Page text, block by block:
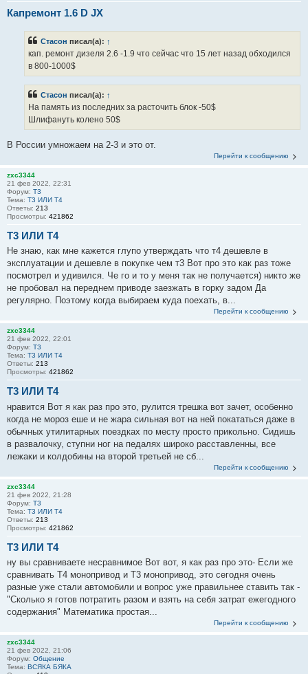
Капремонт 1.6 D JX
Стасон писал(а): ↑
кап. ремонт дизеля 2.6 -1.9 что сейчас что 15 лет назад обходился
в 800-1000$
Стасон писал(а): ↑
На память из последних за расточить блок -50$
Шлифануть колено 50$
В России умножаем на 2-3 и это от.
Перейти к сообщению
zxc3344
21 фев 2022, 22:31
Форум: T3
Тема: Т3 ИЛИ Т4
Ответы: 213
Просмотры: 421862
Т3 ИЛИ Т4
Не знаю, как мне кажется глупо утверждать что т4 дешевле в
эксплуатации и дешевле в покупке чем т3 Вот про это как раз тоже
посмотрел и удивился. Че го и то у меня так не получается) никто же
не пробовал на переднем приводе заезжать в горку задом Да
регулярно. Поэтому когда выбираем куда поехать, в...
Перейти к сообщению
zxc3344
21 фев 2022, 22:01
Форум: T3
Тема: Т3 ИЛИ Т4
Ответы: 213
Просмотры: 421862
Т3 ИЛИ Т4
нравится Вот я как раз про это, рулится трешка вот зачет, особенно
когда не мороз еше и не жара сильная вот на ней покататься даже в
обычных утилитарных поездках по месту просто прикольно. Сидишь
в развалочку, ступни ног на педалях широко расставленны, все
лежаки и колдобины на второй третьей не сб...
Перейти к сообщению
zxc3344
21 фев 2022, 21:28
Форум: T3
Тема: Т3 ИЛИ Т4
Ответы: 213
Просмотры: 421862
Т3 ИЛИ Т4
ну вы сравниваете несравнимое Вот вот, я как раз про это- Если же
сравнивать Т4 монопривод и Т3 монопривод, это сегодня очень
разные уже стали автомобили и вопрос уже правильнее ставить так -
"Сколько я готов потратить разом и взять на себя затрат ежегодного
содержания" Математика простая...
Перейти к сообщению
zxc3344
21 фев 2022, 21:06
Форум: Общение
Тема: ВСЯКА БЯКА